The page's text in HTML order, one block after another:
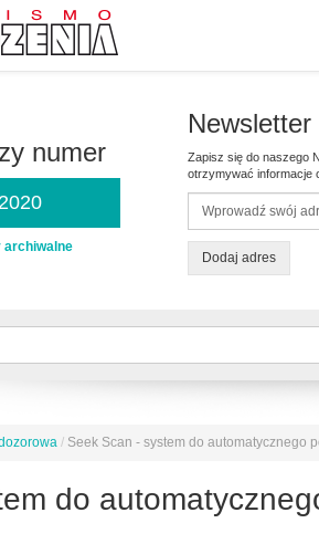
numer
archiwalne
Newsletter
Zapisz się do naszego
otrzymywać informacje
Dodaj adres
/ Seek Scan - system do automatycznego
do